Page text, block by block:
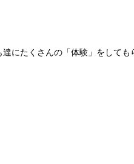
達にたくさんの「体験」をして